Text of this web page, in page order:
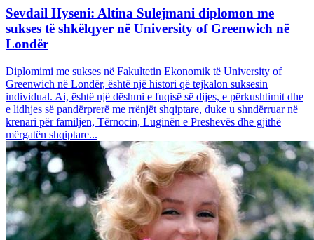
Sevdail Hyseni: Altina Sulejmani diplomon me
sukses të shkëlqyer në University of Greenwich në
Londër
Diplomimi me sukses në Fakultetin Ekonomik të University of
Greenwich në Londër, është një histori që tejkalon suksesin
individual. Ai, është një dëshmi e fuqisë së dijes, e përkushtimit dhe
e lidhjes së pandërprerë me rrënjët shqiptare, duke u shndërruar në
krenari për familjen, Tërnocin, Luginën e Preshevës dhe gjithë
mërgatën shqiptare...